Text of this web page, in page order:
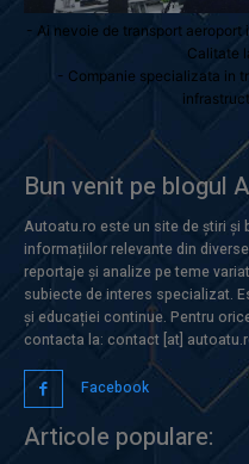
- Ai nevoie de transport aeroport
Calitate
- Companie specializata in
Bun venit pe blogul
Autoatu.ro este un site de știri și
informațiilor relevante din
reportaje și analize pe teme
subiecte de interes specializat.
și educației continue. Pentru
contacta la: contact [at]
Facebook
Articole populare: